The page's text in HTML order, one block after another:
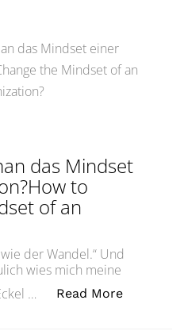
das Mindset
to
of an
der Wandel.“ Und
wies mich meine
…
Read More„Wie